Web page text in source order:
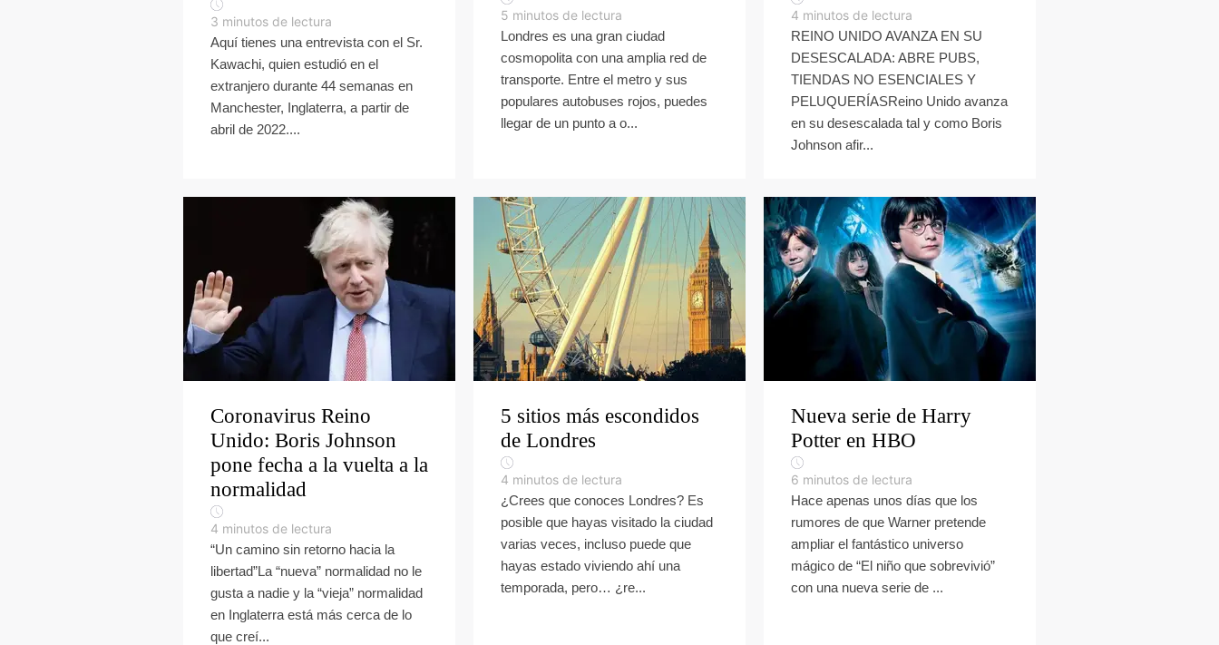
3 minutos de lectura
Aquí tienes una entrevista con el Sr.
Kawachi, quien estudió en el
extranjero durante 44 semanas en
Manchester, Inglaterra, a partir de
abril de 2022....
5 minutos de lectura
Londres es una gran ciudad
cosmopolita con una amplia red de
transporte. Entre el metro y sus
populares autobuses rojos, puedes
llegar de un punto a o...
4 minutos de lectura
REINO UNIDO AVANZA EN SU
DESESCALADA: ABRE PUBS,
TIENDAS NO ESENCIALES Y
PELUQUERÍASReino Unido avanza
en su desescalada tal y como Boris
Johnson afir...
Coronavirus Reino
Unido: Boris Johnson
pone fecha a la vuelta a la
normalidad
4 minutos de lectura
“Un camino sin retorno hacia la
libertad”La “nueva” normalidad no le
gusta a nadie y la “vieja” normalidad
en Inglaterra está más cerca de lo
que creí...
5 sitios más escondidos
de Londres
4 minutos de lectura
¿Crees que conoces Londres? Es
posible que hayas visitado la ciudad
varias veces, incluso puede que
hayas estado viviendo ahí una
temporada, pero… ¿re...
Nueva serie de Harry
Potter en HBO
6 minutos de lectura
Hace apenas unos días que los
rumores de que Warner pretende
ampliar el fantástico universo
mágico de “El niño que sobrevivió”
con una nueva serie de ...